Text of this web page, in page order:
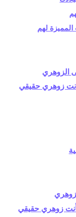
المميزة لهم
الزوهري
زوهري حقيقي
زوهري حقيقي